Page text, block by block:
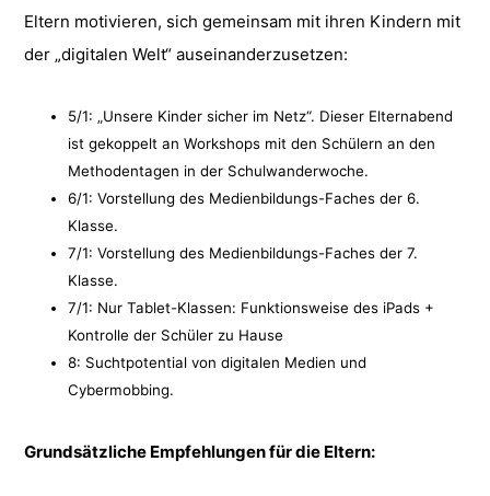
Eltern motivieren, sich gemeinsam mit ihren Kindern mit
der „digitalen Welt“ auseinanderzusetzen:
5/1: „Unsere Kinder sicher im Netz“. Dieser Elternabend
ist gekoppelt an Workshops mit den Schülern an den
Methodentagen in der Schulwanderwoche.
6/1: Vorstellung des Medienbildungs-Faches der 6.
Klasse.
7/1: Vorstellung des Medienbildungs-Faches der 7.
Klasse.
7/1: Nur Tablet-Klassen: Funktionsweise des iPads +
Kontrolle der Schüler zu Hause
8: Suchtpotential von digitalen Medien und
Cybermobbing.
Grundsätzliche Empfehlungen für die Eltern: